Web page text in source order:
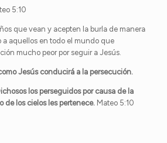
5:10
que vean y acepten la burla de manera
a aquellos en todo el mundo que
mucho peor por seguir a Jesús.
Jesús conducirá a la persecución.
los perseguidos por causa de la
de los cielos les pertenece. Mateo 5:10